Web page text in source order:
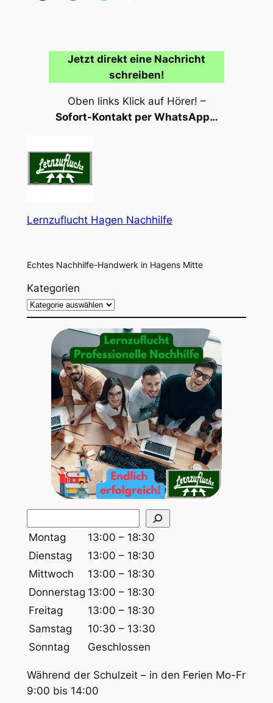
Jetzt direkt eine Nachricht
schreiben!
Oben links Klick auf Hörer! –
Sofort-Kontakt per WhatsApp…
Lernzuflucht Hagen Nachhilfe
Echtes Nachhilfe-Handwerk in Hagens Mitte
Kategorien
u
c
e
n
Montag
13:00 – 18:30
Dienstag
13:00 – 18:30
Mittwoch
13:00 – 18:30
Donnerstag 13:00 – 18:30
Freitag
13:00 – 18:30
Samstag
10:30 – 13:30
Sonntag
Geschlossen
Während der Schulzeit – in den Ferien Mo-Fr
9:00 bis 14:00